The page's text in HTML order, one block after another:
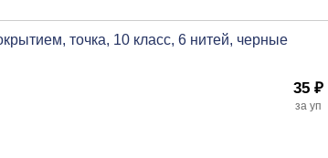
точка, 10 класс, 6 нитей, черные
35 ₽